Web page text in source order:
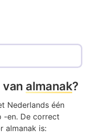
almanak?
Nederlands één
-en. De correct
almanak is: